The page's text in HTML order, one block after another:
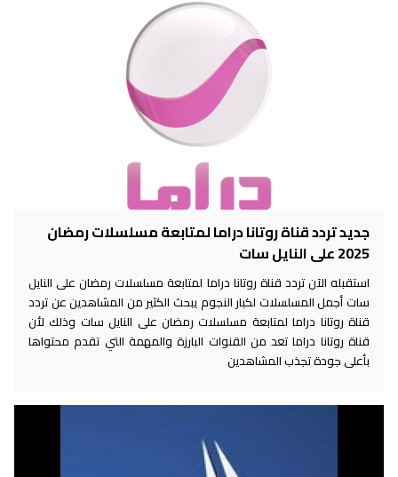
جديد تردد قناة روتانا دراما لمتابعة مسلسلات رمضان
2025 على النايل سات
استقبله الآن تردد قناة روتانا دراما لمتابعة مسلسلات رمضان على النايل
سات أجمل المسلسلات لكبار النجوم يبحث الكثير من المشاهدين عن تردد
قناة روتانا دراما لمتابعة مسلسلات رمضان على النايل سات وذلك لأن
قناة روتانا دراما تعد من القنوات البارزة والمهمة التي تقدم محتواها
بأعلى جودة تجذب المشاهدين